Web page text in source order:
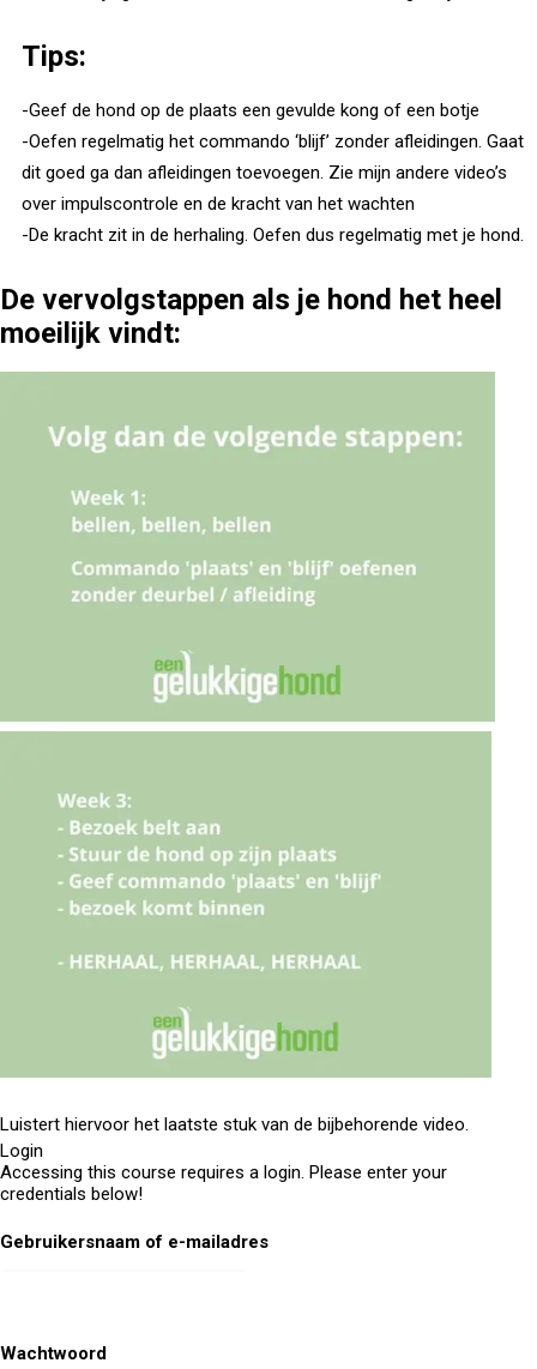
Tips:
-Geef de hond op de plaats een gevulde kong of een botje
-Oefen regelmatig het commando ‘blijf’ zonder afleidingen. Gaat
dit goed ga dan afleidingen toevoegen. Zie mijn andere video’s
over impulscontrole en de kracht van het wachten
-De kracht zit in de herhaling. Oefen dus regelmatig met je hond.
De vervolgstappen als je hond het heel
moeilijk vindt:
Luistert hiervoor het laatste stuk van de bijbehorende video.
Login
Accessing this course requires a login. Please enter your
credentials below!
Gebruikersnaam of e-mailadres
Wachtwoord